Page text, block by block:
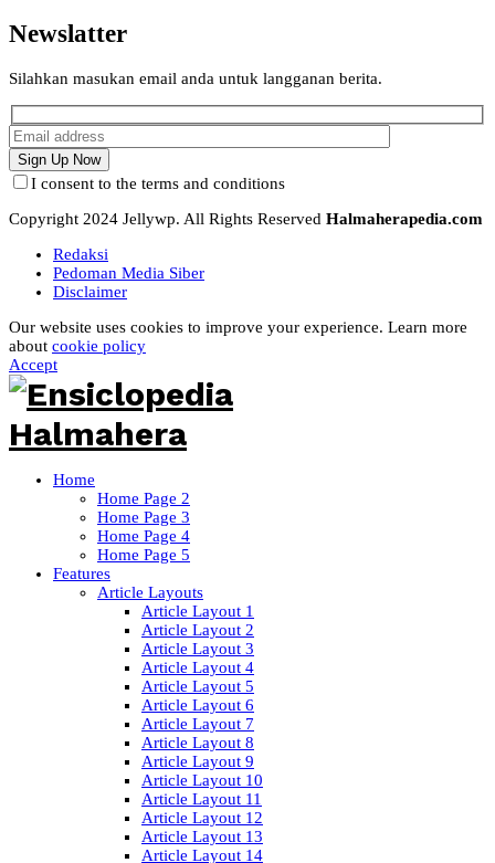
Newslatter
Silahkan masukan email anda untuk langganan berita.
I consent to the terms and conditions
Copyright 2024 Jellywp. All Rights Reserved Halmaherapedia.com
Redaksi
Pedoman Media Siber
Disclaimer
Our website uses cookies to improve your experience. Learn more
about cookie policy
Accept
Home
Home Page 2
Home Page 3
Home Page 4
Home Page 5
Features
Article Layouts
Article Layout 1
Article Layout 2
Article Layout 3
Article Layout 4
Article Layout 5
Article Layout 6
Article Layout 7
Article Layout 8
Article Layout 9
Article Layout 10
Article Layout 11
Article Layout 12
Article Layout 13
Article Layout 14